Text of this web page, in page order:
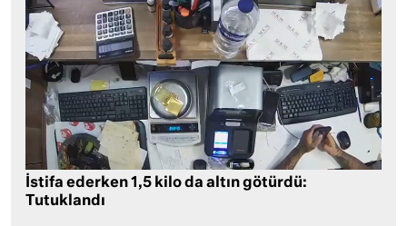
İstifa ederken 1,5 kilo da altın götürdü:
Tutuklandı